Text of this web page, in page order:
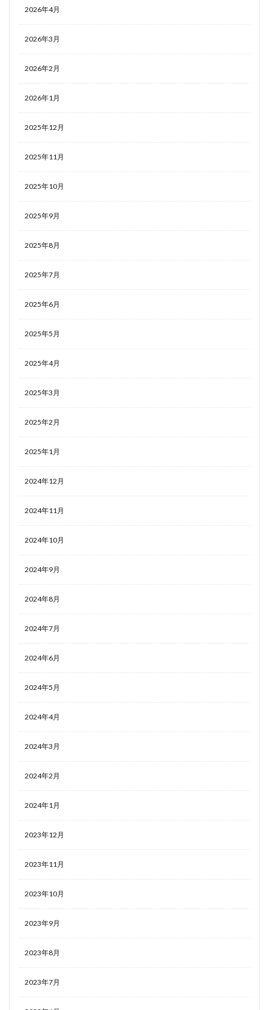
2026年4月
2026年3月
2026年2月
2026年1月
2025年12月
2025年11月
2025年10月
2025年9月
2025年8月
2025年7月
2025年6月
2025年5月
2025年4月
2025年3月
2025年2月
2025年1月
2024年12月
2024年11月
2024年10月
2024年9月
2024年8月
2024年7月
2024年6月
2024年5月
2024年4月
2024年3月
2024年2月
2024年1月
2023年12月
2023年11月
2023年10月
2023年9月
2023年8月
2023年7月